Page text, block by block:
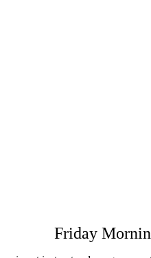
Friday